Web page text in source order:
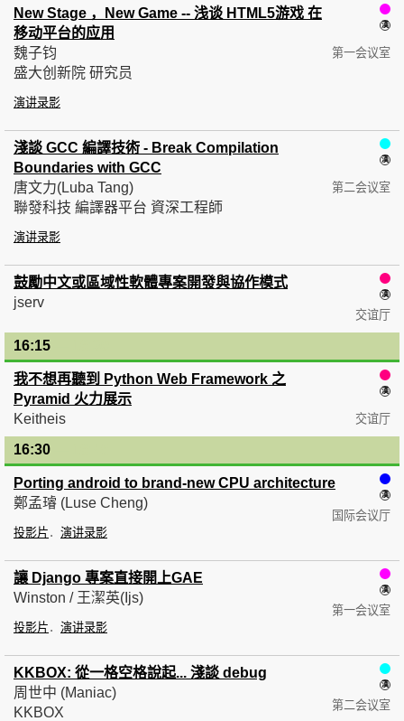
New Stage ，New Game -- 浅谈 HTML5游戏 在
移动平台的应用
第一会议室
魏子钧
盛大创新院 研究员
演讲录影
淺談 GCC 編譯技術 - Break Compilation
Boundaries with GCC
第二会议室
唐文力(Luba Tang)
聯發科技 編譯器平台 資深工程師
演讲录影
鼓勵中文或區域性軟體專案開發與協作模式
交谊厅
jserv
16:15
我不想再聽到 Python Web Framework 之
Pyramid 火力展示
交谊厅
Keitheis
16:30
Porting android to brand-new CPU architecture
国际会议厅
鄭孟璿 (Luse Cheng)
投影片 演讲录影
讓 Django 專案直接開上GAE
第一会议室
Winston / 王潔英(Ijs)
投影片 演讲录影
KKBOX: 從一格空格說起... 淺談 debug
第二会议室
周世中 (Maniac)
KKBOX